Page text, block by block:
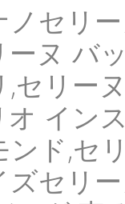
セリ
ヌ バ
セリー
イン
ンド,セ
ズセリ